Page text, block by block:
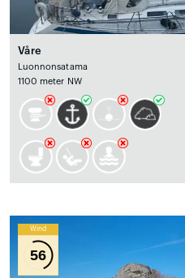
Våre
Luonnonsatama
1100 meter NW
Wind
56